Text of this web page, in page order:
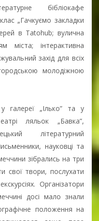
бібліокафе
„Гачкуємо закладки
в Tatohub; вулична
міста; інтерактивна
захід для всіх
молодіжною
галереї „Ілько” та у
ляльок „Бавка”,
літературний
науковці та
зібрались на три
свої твори, послухати
Організатори
досі мало знали
положення на